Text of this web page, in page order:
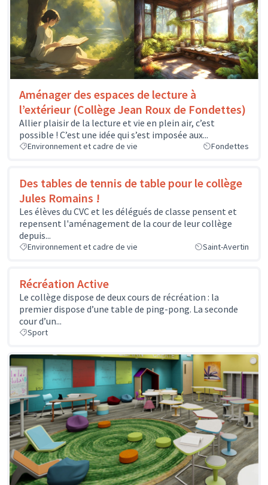
Aménager des espaces de lecture à
l’extérieur (Collège Jean Roux de Fondettes)
Allier plaisir de la lecture et vie en plein air, c’est
possible ! C’est une idée qui s’est imposée aux...
Environnement et cadre de vie Fondettes
Des tables de tennis de table pour le collège
Jules Romains !
Les élèves du CVC et les délégués de classe pensent et
repensent l'aménagement de la cour de leur collège
depuis...
Environnement et cadre de vie Saint-Avertin
Récréation Active
Le collège dispose de deux cours de récréation : la
premier dispose d’une table de ping-pong. La seconde
cour d’un...
Sport